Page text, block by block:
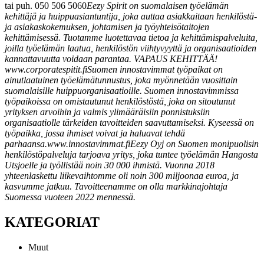
tai puh. 050 506 5060Eezy Spirit on suomalaisen työelämän
kehittäjä ja huippuasiantuntija, joka auttaa asiakkaitaan henkilöstä-
ja asiakaskokemuksen, johtamisen ja työyhteisötaitojen
kehittämisessä. Tuotamme luotettavaa tietoa ja kehittämispalveluita,
joilla työelämän laatua, henkilöstön viihtyvyyttä ja organisaatioiden
kannattavuutta voidaan parantaa. VAPAUS KEHITTÄÄ!
www.corporatespitit.fiSuomen innostavimmat työpaikat on
ainutlaatuinen työelämätunnustus, joka myönnetään vuosittain
suomalaisille huippuorganisaatioille. Suomen innostavimmissa
työpaikoissa on omistautunut henkilöstöstä, joka on sitoutunut
yrityksen arvoihin ja valmis ylimääräisiin ponnistuksiin
organisaatiolle tärkeiden tavoitteiden saavuttamiseksi. Kyseessä on
työpaikka, jossa ihmiset voivat ja haluavat tehdä
parhaansa.www.innostavimmat.fiEezy Oyj on Suomen monipuolisin
henkilöstöpalveluja tarjoava yritys, joka tuntee työelämän Hangosta
Utsjoelle ja työllistää noin 30 000 ihmistä. Vuonna 2018
yhteenlaskettu liikevaihtomme oli noin 300 miljoonaa euroa, ja
kasvumme jatkuu. Tavoitteenamme on olla markkinajohtaja
Suomessa vuoteen 2022 mennessä.
KATEGORIAT
Muut